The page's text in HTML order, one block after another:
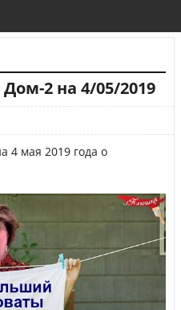
2 на 4/05/2019
4 мая 2019 года о